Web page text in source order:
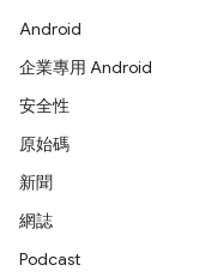
Android
企業專用 Android
安全性
原始碼
新聞
網誌
Podcast